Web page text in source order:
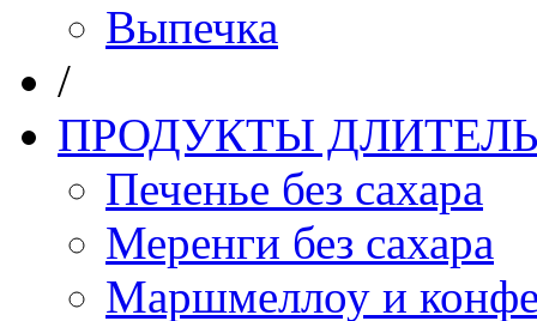
Выпечка
/
ПРОДУКТЫ
Печенье без сахара
Меренги без сахара
Маршмеллоу и